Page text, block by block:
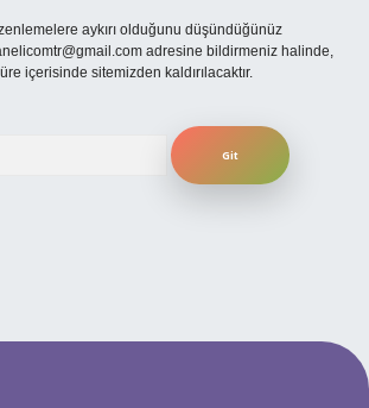
aykırı olduğunu düşündüğünüz
adresine bildirmeniz halinde,
içerisinde sitemizden kaldırılacaktır.